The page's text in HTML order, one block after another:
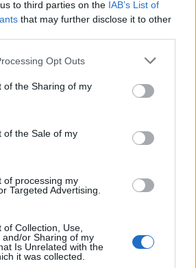
to third parties on the IAB’s List of
that may further disclose it to other
app uses one or more Google
or usage behaviour. You may click to
to Google and its third-party tags to
specified purposes in below Google
Opt Outs
of the Sharing of my
of the Sale of my
of processing my
Targeted Advertising.
Collection, Use,
and/or Sharing of my
Is Unrelated with the
it was collected.
ni povezana s tem namenom.
določenih istovrstnih
ekonomičnost sistema,
za proizvajalce in nasploh, v
ni potrebe po vzpostavitvi
kot v primeru dopuščanja več
je preverjanje in nadziranje
zagotovljena pa naj bi bila tudi